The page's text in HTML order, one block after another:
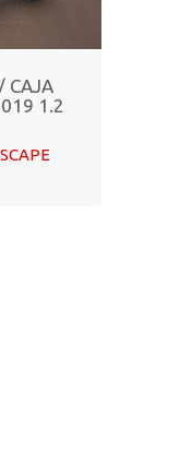
CAJA
1.2